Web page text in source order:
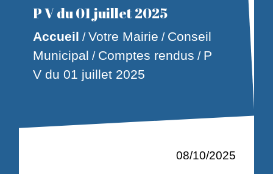
P V du 01 juillet 2025
Accueil /Votre Mairie / Conseil
Municipal / Comptes rendus / P
V du 01 juillet 2025
08/10/2025